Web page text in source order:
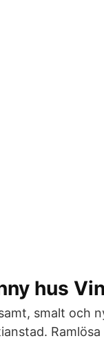
hus
smalt och